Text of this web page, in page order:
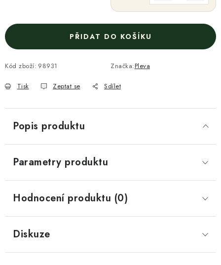
PŘIDAT DO KOŠÍKU
Kód zboží: 98931 Značka:Pleva
Tisk Zeptat se Sdílet
Popis produktu
Parametry produktu
Hodnocení produktu (0)
Diskuze